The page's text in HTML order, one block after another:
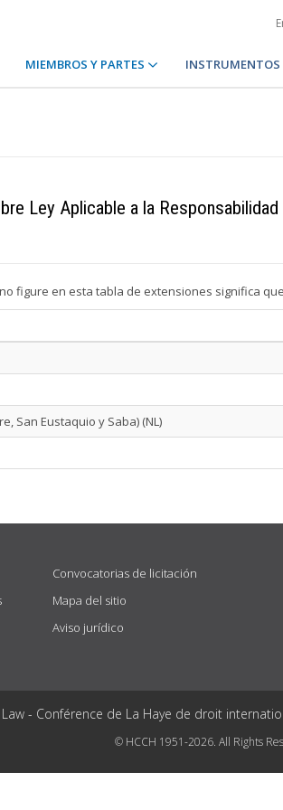
MIEMBROS Y PARTES INSTRUMENTOS
Ley Aplicable a la
figure en esta tabla de extensiones significa
San Eustaquio y Saba) (NL)
Convocatorias de licitación
Mapa del sitio
Aviso jurídico
- Conférence de La Haye de droit
© HCCH 1951-2026. All Rights